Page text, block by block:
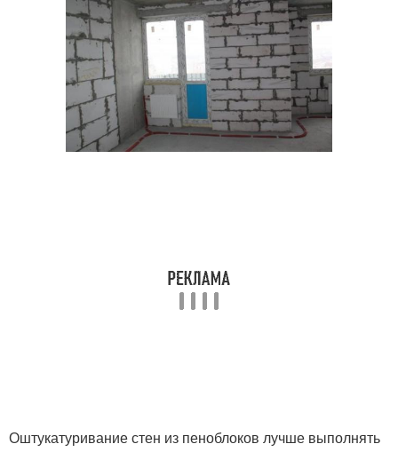
Оштукатуривание стен из пеноблоков лучше выполнять